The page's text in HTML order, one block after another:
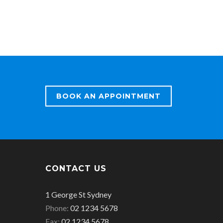
BOOK AN APPOINTMENT
CONTACT US
Office
address
is
1 George St Sydney
Phone: Office
phone
02 1234 5678
Office